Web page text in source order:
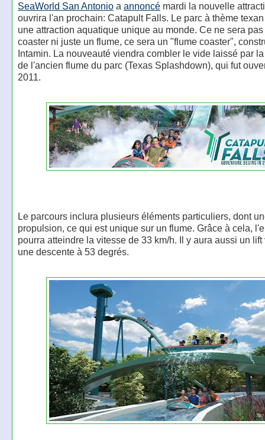
SeaWorld San Antonioa annoncémardi la nouvelle
ouvrira l'an prochain: Catapult Falls. Le parc à thème
une attraction aquatique unique au monde. Ce ne sera
coaster ni juste un flume, ce sera un "flume coaster",
Intamin. La nouveauté viendra combler le vide laissé par
de l'ancien flume du parc (Texas Splashdown), qui fut
2011.
Le parcours inclura plusieurs éléments particuliers, dont
propulsion, ce qui est unique sur un flume. Grâce à cela,
pourra atteindre la vitesse de 33 km/h. Il y aura aussi un lift
une descente à 53 degrés.